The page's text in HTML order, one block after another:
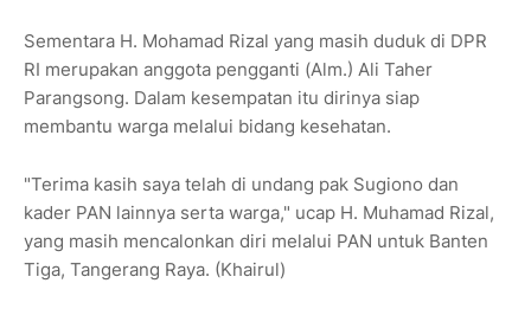
Sementara H. Mohamad Rizal yang masih duduk di DPR
RI merupakan anggota pengganti (Alm.) Ali Taher
Parangsong. Dalam kesempatan itu dirinya siap
membantu warga melalui bidang kesehatan.
"Terima kasih saya telah di undang pak Sugiono dan
kader PAN lainnya serta warga," ucap H. Muhamad Rizal,
yang masih mencalonkan diri melalui PAN untuk Banten
Tiga, Tangerang Raya. (Khairul)